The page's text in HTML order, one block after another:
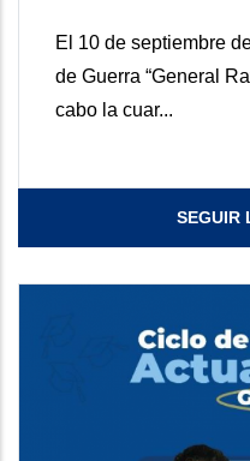
El 10 de septiembre
de Guerra “General
cabo la cuar...
SEGUIR